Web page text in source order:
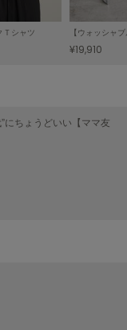
Ｔシャツ
¥19,910
にちょうどいい【ママ友